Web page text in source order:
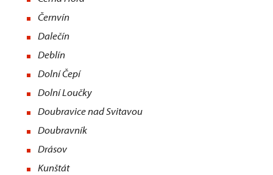
Černvín
Dalečín
Deblín
Dolní Čepí
Dolní Loučky
Doubravice nad Svitavou
Doubravník
Drásov
Kunštát